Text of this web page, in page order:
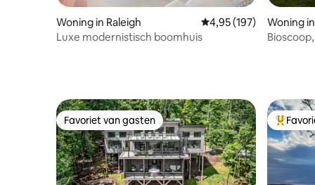
Woning in Raleigh Gemiddelde
4,95 (197)
Luxe modernistisch boomhuis
Woning
Favoriet van gasten
Favoriet van gasten